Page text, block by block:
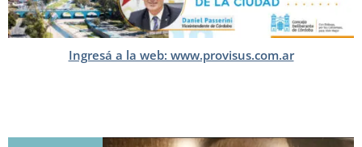
Ingresá a la web: www.provisus.com.ar